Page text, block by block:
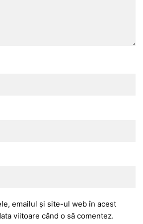
emailul și site-ul web în acest
viitoare când o să comentez.